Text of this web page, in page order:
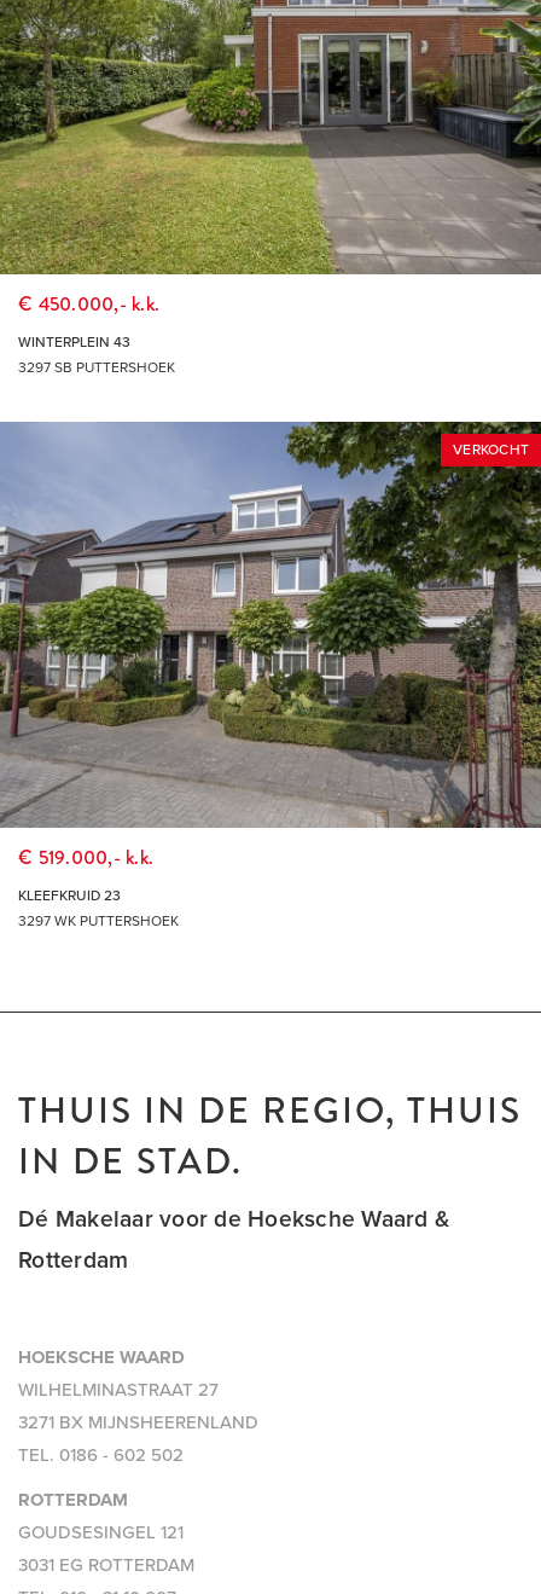
€ 450.000,- k.k.
WINTERPLEIN 43
3297 SB PUTTERSHOEK
VERKOCHT
€ 519.000,- k.k.
KLEEFKRUID 23
3297 WK PUTTERSHOEK
THUIS IN DE REGIO, THUIS
IN DE STAD.
Dé Makelaar voor de Hoeksche Waard &
Rotterdam
HOEKSCHE WAARD
WILHELMINASTRAAT 27
3271 BX MIJNSHEERENLAND
TEL. 0186 - 602 502
ROTTERDAM
GOUDSESINGEL 121
3031 EG ROTTERDAM